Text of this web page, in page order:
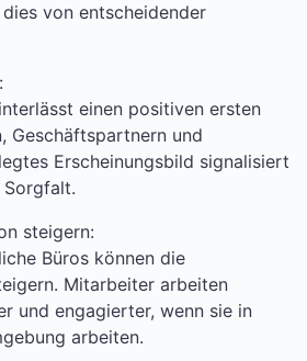
von entscheidender
einen positiven ersten
Geschäftspartnern und
Erscheinungsbild signalisiert
steigern:
Büros können die
Mitarbeiter arbeiten
und engagierter, wenn sie in
arbeiten.